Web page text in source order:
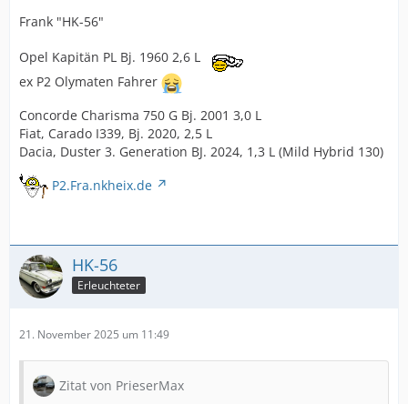
Frank "HK-56"
Opel Kapitän PL Bj. 1960 2,6 L
ex P2 Olymaten Fahrer
Concorde Charisma 750 G Bj. 2001 3,0 L
Fiat, Carado I339, Bj. 2020, 2,5 L
Dacia, Duster 3. Generation BJ. 2024, 1,3 L (Mild Hybrid 130)
P2.Fra.nkheix.de
HK-56
Erleuchteter
21. November 2025 um 11:49
Zitat von PrieserMax